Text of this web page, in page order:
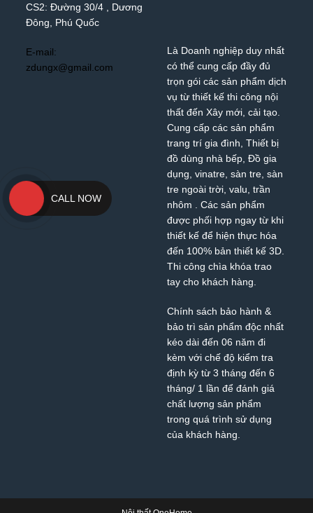
CS2: Đường 30/4 , Dương
Đông, Phú Quốc
E-mail:
zdungx@gmail.com
Là Doanh nghiệp duy nhất
có thể cung cấp đầy đủ
trọn gói các sản phẩm dịch
vụ từ thiết kế thi công nội
thất đến Xây mới, cải tạo.
Cung cấp các sản phẩm
trang trí gia đình, Thiết bị
đồ dùng nhà bếp, Đồ gia
dụng, vinatre, sàn tre, sàn
tre ngoài trời, valu, trần
nhôm . Các sản phẩm
được phối hợp ngay từ khi
thiết kế để hiện thực hóa
đến 100% bản thiết kế 3D.
Thi công chìa khóa trao
tay cho khách hàng.
Chính sách bảo hành &
bảo trì sản phẩm độc nhất
kéo dài đến 06 năm đi
kèm với chế độ kiểm tra
định kỳ từ 3 tháng đến 6
tháng/ 1 lần để đánh giá
chất lượng sản phẩm
trong quá trình sử dụng
của khách hàng.
CALL NOW